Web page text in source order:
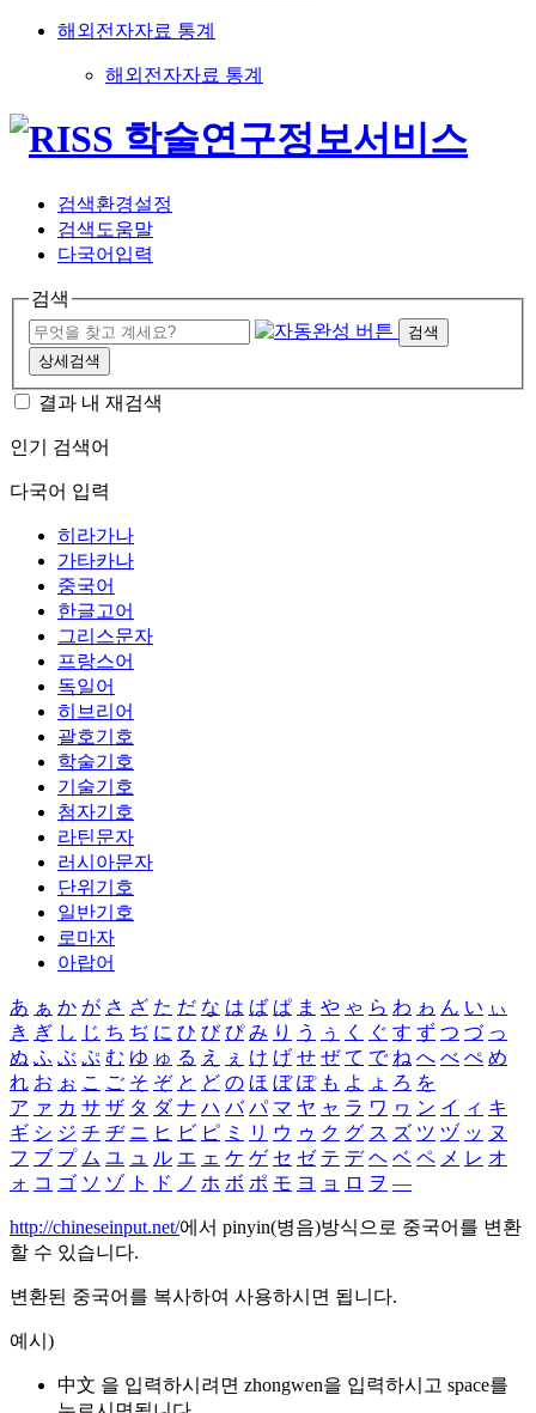
해외전자자료 통계
해외전자자료 통계
검색환경설정
검색도움말
다국어입력
검색
검색
상세검색
결과 내 재검색
인기 검색어
다국어 입력
히라가나
가타카나
중국어
한글고어
그리스문자
프랑스어
독일어
히브리어
괄호기호
학술기호
기술기호
첨자기호
라틴문자
러시아문자
단위기호
일반기호
로마자
아랍어
あ ぁ か が さ ざ た だ な は ば ぱ ま や ゃ ら わ ゎ ん い ぃ
き ぎ し じ ち ぢ に ひ び ぴ み り う ぅ く ぐ す ず つ づ っ
ぬ ふ ぶ ぷ む ゆ ゅ る え ぇ け げ せ ぜ て で ね へ べ ぺ め
れ お ぉ こ ご そ ぞ と ど の ほ ぼ ぽ も よ ょ ろ を
ア ァ カ サ ザ タ ダ ナ ハ バ パ マ ヤ ャ ラ ワ ヮ ン イ ィ キ
ギ シ ジ チ ヂ ニ ヒ ビ ピ ミ リ ウ ゥ ク グ ス ズ ツ ヅ ッ ヌ
フ ブ プ ム ユ ュ ル エ ェ ケ ゲ セ ゼ テ デ ヘ ベ ペ メ レ オ
ォ コ ゴ ソ ゾ ト ド ノ ホ ボ ポ モ ヨ ョ ロ ヲ ―
http://chineseinput.net/에서 pinyin(병음)방식으로 중국어를 변환
할 수 있습니다.
변환된 중국어를 복사하여 사용하시면 됩니다.
예시)
中文 을 입력하시려면 zhongwen을 입력하시고 space를